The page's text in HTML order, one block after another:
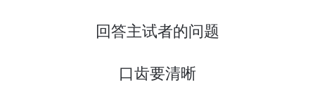
回答主试者的问题
口齿要清晰